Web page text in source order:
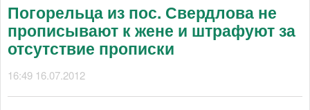
Погорельца из пос. Свердлова не
прописывают к жене и штрафуют за
отсутствие прописки
16:49 16.07.2012